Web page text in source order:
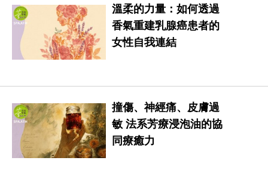
溫柔的力量：如何透過
香氣重建乳腺癌患者的
女性自我連結
撞傷、神經痛、皮膚過
敏 法系芳療浸泡油的協
同療癒力